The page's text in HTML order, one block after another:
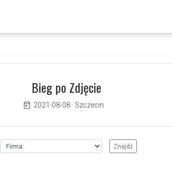
Bieg po Zdjęcie
2021-08-08· Szczecin